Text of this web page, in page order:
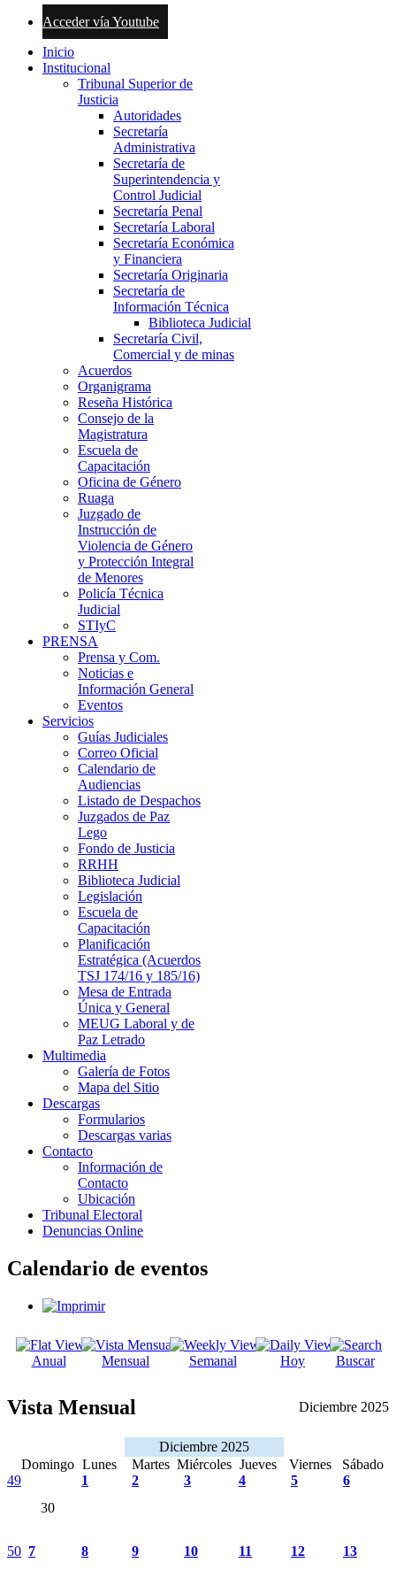
Acceder vía Youtube
Inicio
Institucional
Tribunal Superior de
Justicia
Autoridades
Secretaría
Administrativa
Secretaría de
Superintendencia y
Control Judicial
Secretaría Penal
Secretaría Laboral
Secretaría Económica
y Financiera
Secretaría Originaria
Secretaría de
Información Técnica
Biblioteca Judicial
Secretaría Civil,
Comercial y de minas
Acuerdos
Organigrama
Reseña Histórica
Consejo de la
Magistratura
Escuela de
Capacitación
Oficina de Género
Ruaga
Juzgado de
Instrucción de
Violencia de Género
y Protección Integral
de Menores
Policía Técnica
Judicial
STIyC
PRENSA
Prensa y Com.
Noticias e
Información General
Eventos
Servicios
Guías Judiciales
Correo Oficial
Calendario de
Audiencias
Listado de Despachos
Juzgados de Paz
Lego
Fondo de Justicia
RRHH
Biblioteca Judicial
Legislación
Escuela de
Capacitación
Planificación
Estratégica (Acuerdos
TSJ 174/16 y 185/16)
Mesa de Entrada
Única y General
MEUG Laboral y de
Paz Letrado
Multimedia
Galería de Fotos
Mapa del Sitio
Descargas
Formularios
Descargas varias
Contacto
Información de
Contacto
Ubicación
Tribunal Electoral
Denuncias Online
Calendario de eventos
Anual Mensual Semanal Hoy Buscar
Vista Mensual Diciembre 2025
Diciembre 2025
Domingo Lunes Martes Miércoles Jueves Viernes
Sábado
49
30
1 2 3 4 5 6
50 7 8 9 10 11 12 13